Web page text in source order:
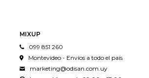
MIXUP
099 851 260
Montevideo - Envíos a todo el país
marketing@odisan.com.uy